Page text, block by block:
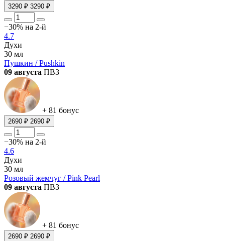
3290 ₽ 3290 ₽
−30% на 2-й
4.7
Духи
30 мл
Пушкин / Pushkin
09 августа ПВЗ
+ 81 бонус
2690 ₽ 2690 ₽
−30% на 2-й
4.6
Духи
30 мл
Розовый жемчуг / Pink Pearl
09 августа ПВЗ
+ 81 бонус
2690 ₽ 2690 ₽